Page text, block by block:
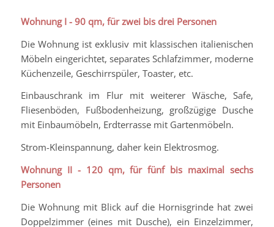
Wohnung I - 90 qm, für zwei bis drei Personen
Die Wohnung ist exklusiv mit klassischen italienischen
Möbeln eingerichtet, separates Schlafzimmer, moderne
Küchenzeile, Geschirrspüler, Toaster, etc.
Einbauschrank im Flur mit weiterer Wäsche, Safe,
Fliesenböden, Fußbodenheizung, großzügige Dusche
mit Einbaumöbeln, Erdterrasse mit Gartenmöbeln.
Strom-Kleinspannung, daher kein Elektrosmog.
Wohnung II - 120 qm, für fünf bis maximal sechs
Personen
Die Wohnung mit Blick auf die Hornisgrinde hat zwei
Doppelzimmer (eines mit Dusche), ein Einzelzimmer,